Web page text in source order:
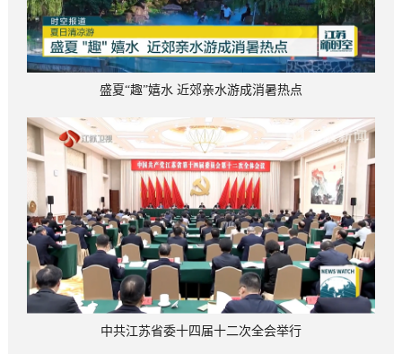
盛夏“趣”嬉水 近郊亲水游成消暑热点
中共江苏省委十四届十二次全会举行